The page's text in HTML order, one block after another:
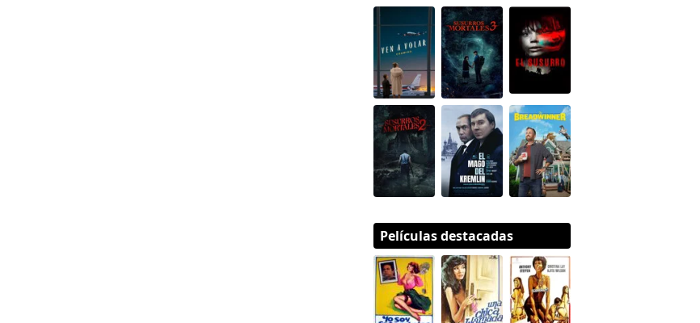
Películas destacadas